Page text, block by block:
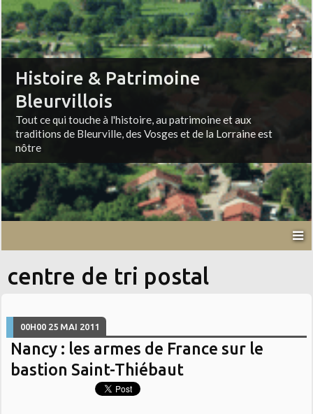
Histoire & Patrimoine
Bleurvillois
Tout ce qui touche à l'histoire, au patrimoine et aux
traditions de Bleurville, des Vosges et de la Lorraine est
nôtre
centre de tri postal
00H00 25 MAI 2011
Nancy : les armes de France sur le
bastion Saint-Thiébaut